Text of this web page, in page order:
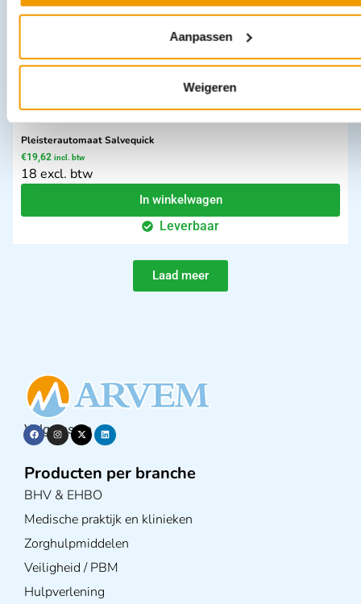
Aanpassen
Weigeren
Pleisterautomaat Salvequick
€19,62 incl. btw
18 excl. btw
In winkelwagen
Leverbaar
Laad meer
Volg ons op
Producten per branche
BHV & EHBO
Medische praktijk en klinieken
Zorghulpmiddelen
Veiligheid / PBM
Hulpverlening